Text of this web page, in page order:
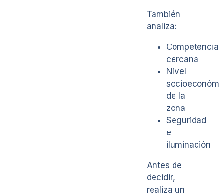
También
analiza:
Competencia
cercana
Nivel
de la
zona
Seguridad
e
iluminación
Antes de
decidir,
realiza un